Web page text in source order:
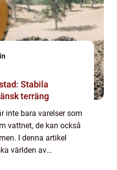
Stabila
terräng
inte bara varelser som
vattnet, de kan också
I denna artikel
världen av